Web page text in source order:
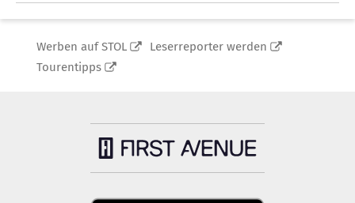
Werben auf STOL
Leserreporter werden
Tourentipps